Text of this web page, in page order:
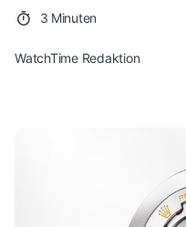
3 Minuten
WatchTime Redaktion